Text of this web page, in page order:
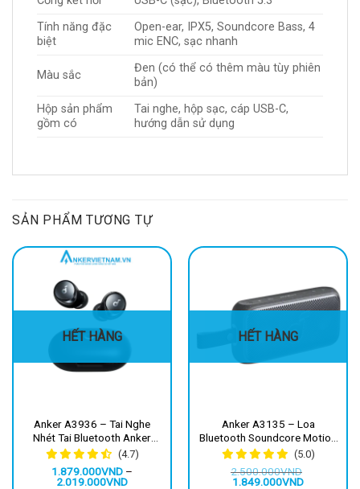
Tính năng đặc
biệt
Open-ear, IPX5, Soundcore Bass, 4
mic ENC, sạc nhanh
Màu sắc
Đen (có thể có thêm màu tùy phiên
bản)
Hộp sản phẩm
gồm có
Tai nghe, hộp sạc, cáp USB-C,
hướng dẫn sử dụng
SẢN PHẨM TƯƠNG TỰ
HẾT HÀNG
Anker A3936 – Tai Nghe
Nhét Tai Bluetooth Anker
Soundcore Space A40, Pin
50h, Hi-res, ANC, Chống Mồ
hôi, Hạn chế tiếng ồn
(4.7)
1.879.000VND –
2.019.000VNDKhoảng
HẾT HÀNG
Anker A3135 – Loa
Bluetooth Soundcore Motion
300 Wireless Hi-Res
(5.0)
2.500.000VND
Giá
1.849.000VNDGiá